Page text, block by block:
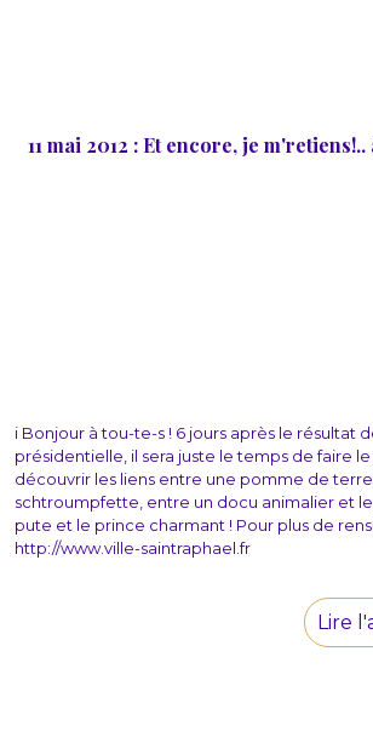
11 mai 2012 : Et encore, je
i Bonjour à tou-te-s ! 6 jours après le résultat
présidentielle, il sera juste le temps de faire
découvrir les liens entre une pomme de
schtroumpfette, entre un docu animalier et
pute et le prince charmant ! Pour plus de
http://www.ville-saintraphael.fr
Lire